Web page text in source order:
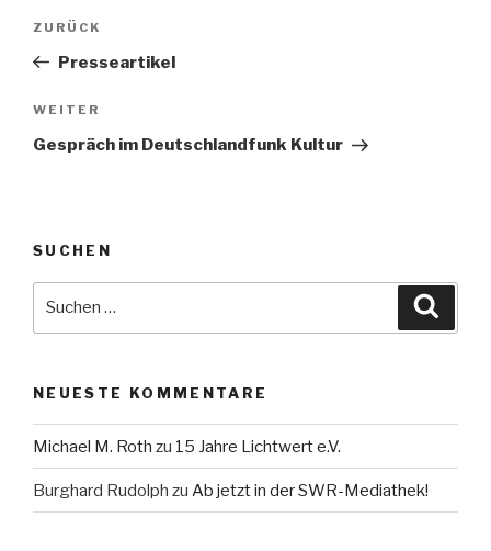
Beitragsnavigation
Vorheriger
Beitrag
ZURÜCK
Presseartikel
Nächster
Beitrag
WEITER
Gespräch im Deutschlandfunk Kultur
SUCHEN
NEUESTE KOMMENTARE
Michael M. Roth zu 15 Jahre Lichtwert e.V.
Burghard Rudolph zu Ab jetzt in der SWR-Mediathek!